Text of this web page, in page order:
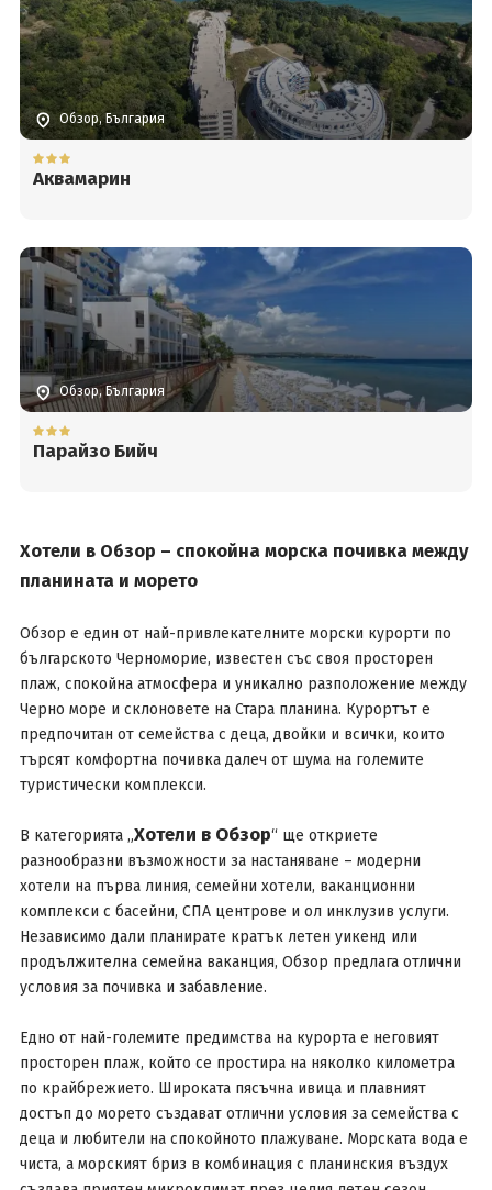
Обзор, България
Аквамарин
Обзор, България
Парайзо Бийч
Хотели в Обзор – спокойна морска почивка между
планината и морето
Обзор е един от най-привлекателните морски курорти по
българското Черноморие, известен със своя просторен
плаж, спокойна атмосфера и уникално разположение между
Черно море и склоновете на Стара планина. Курортът е
предпочитан от семейства с деца, двойки и всички, които
търсят комфортна почивка далеч от шума на големите
туристически комплекси.
В категорията „Хотели в Обзор“ ще откриете
разнообразни възможности за настаняване – модерни
хотели на първа линия, семейни хотели, ваканционни
комплекси с басейни, СПА центрове и ол инклузив услуги.
Независимо дали планирате кратък летен уикенд или
продължителна семейна ваканция, Обзор предлага отлични
условия за почивка и забавление.
Едно от най-големите предимства на курорта е неговият
просторен плаж, който се простира на няколко километра
по крайбрежието. Широката пясъчна ивица и плавният
достъп до морето създават отлични условия за семейства с
деца и любители на спокойното плажуване. Морската вода е
чиста, а морският бриз в комбинация с планинския въздух